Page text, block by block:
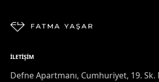
İLETIŞIM
Defne Apartmanı, Cumhuriyet, 19. Sk.